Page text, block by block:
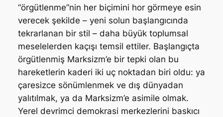
“örgütlenme”nin her biçimini hor görmeye esin
verecek şekilde – yeni solun başlangıcında
tekrarlanan bir stil – daha büyük toplumsal
meselelerden kaçışı temsil ettiler. Başlangıçta
örgütlenmiş Marksizm’e bir tepki olan bu
hareketlerin kaderi iki uç noktadan biri oldu: ya
çaresizce sönümlenmek ve dış dünyadan
yalıtılmak, ya da Marksizm’e asimile olmak.
Yerel devrimci demokrasi merkezlerini baskıcı